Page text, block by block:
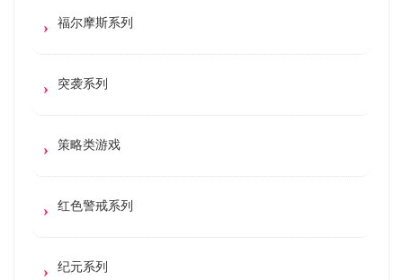
福尔摩斯系列
突袭系列
策略类游戏
红色警戒系列
纪元系列